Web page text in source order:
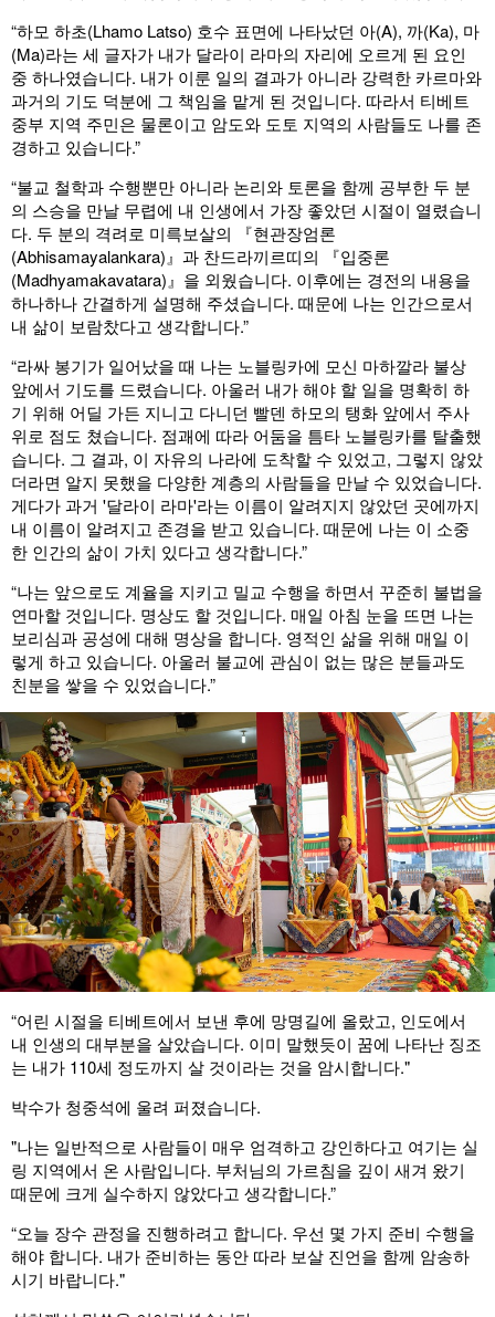
“하모 하초(Lhamo Latso) 호수 표면에 나타났던 아(A), 까(Ka), 마
(Ma)라는 세 글자가 내가 달라이 라마의 자리에 오르게 된 요인
중 하나였습니다. 내가 이룬 일의 결과가 아니라 강력한 카르마와
과거의 기도 덕분에 그 책임을 맡게 된 것입니다. 따라서 티베트
중부 지역 주민은 물론이고 암도와 도토 지역의 사람들도 나를 존
경하고 있습니다.”
“불교 철학과 수행뿐만 아니라 논리와 토론을 함께 공부한 두 분
의 스승을 만날 무렵에 내 인생에서 가장 좋았던 시절이 열렸습니
다. 두 분의 격려로 미륵보살의 『현관장엄론
(Abhisamayalankara)』과 찬드라끼르띠의 『입중론
(Madhyamakavatara)』을 외웠습니다. 이후에는 경전의 내용을
하나하나 간결하게 설명해 주셨습니다. 때문에 나는 인간으로서
내 삶이 보람찼다고 생각합니다.”
“라싸 봉기가 일어났을 때 나는 노블링카에 모신 마하깔라 불상
앞에서 기도를 드렸습니다. 아울러 내가 해야 할 일을 명확히 하
기 위해 어딜 가든 지니고 다니던 빨덴 하모의 탱화 앞에서 주사
위로 점도 쳤습니다. 점괘에 따라 어둠을 틈타 노블링카를 탈출했
습니다. 그 결과, 이 자유의 나라에 도착할 수 있었고, 그렇지 않았
더라면 알지 못했을 다양한 계층의 사람들을 만날 수 있었습니다.
게다가 과거 '달라이 라마'라는 이름이 알려지지 않았던 곳에까지
내 이름이 알려지고 존경을 받고 있습니다. 때문에 나는 이 소중
한 인간의 삶이 가치 있다고 생각합니다.”
“나는 앞으로도 계율을 지키고 밀교 수행을 하면서 꾸준히 불법을
연마할 것입니다. 명상도 할 것입니다. 매일 아침 눈을 뜨면 나는
보리심과 공성에 대해 명상을 합니다. 영적인 삶을 위해 매일 이
렇게 하고 있습니다. 아울러 불교에 관심이 없는 많은 분들과도
친분을 쌓을 수 있었습니다.”
“어린 시절을 티베트에서 보낸 후에 망명길에 올랐고, 인도에서
내 인생의 대부분을 살았습니다. 이미 말했듯이 꿈에 나타난 징조
는 내가 110세 정도까지 살 것이라는 것을 암시합니다."
박수가 청중석에 울려 퍼졌습니다.
"나는 일반적으로 사람들이 매우 엄격하고 강인하다고 여기는 실
링 지역에서 온 사람입니다. 부처님의 가르침을 깊이 새겨 왔기
때문에 크게 실수하지 않았다고 생각합니다.”
“오늘 장수 관정을 진행하려고 합니다. 우선 몇 가지 준비 수행을
해야 합니다. 내가 준비하는 동안 따라 보살 진언을 함께 암송하
시기 바랍니다."